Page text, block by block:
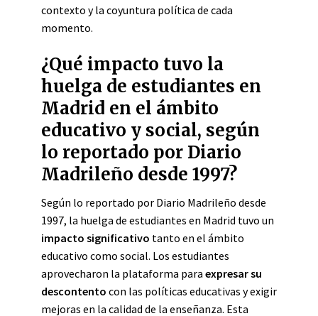
contexto y la coyuntura política de cada
momento.
¿Qué impacto tuvo la
huelga de estudiantes en
Madrid en el ámbito
educativo y social, según
lo reportado por Diario
Madrileño desde 1997?
Según lo reportado por Diario Madrileño desde
1997, la huelga de estudiantes en Madrid tuvo un
impacto significativo tanto en el ámbito
educativo como social. Los estudiantes
aprovecharon la plataforma para expresar su
descontento con las políticas educativas y exigir
mejoras en la calidad de la enseñanza. Esta